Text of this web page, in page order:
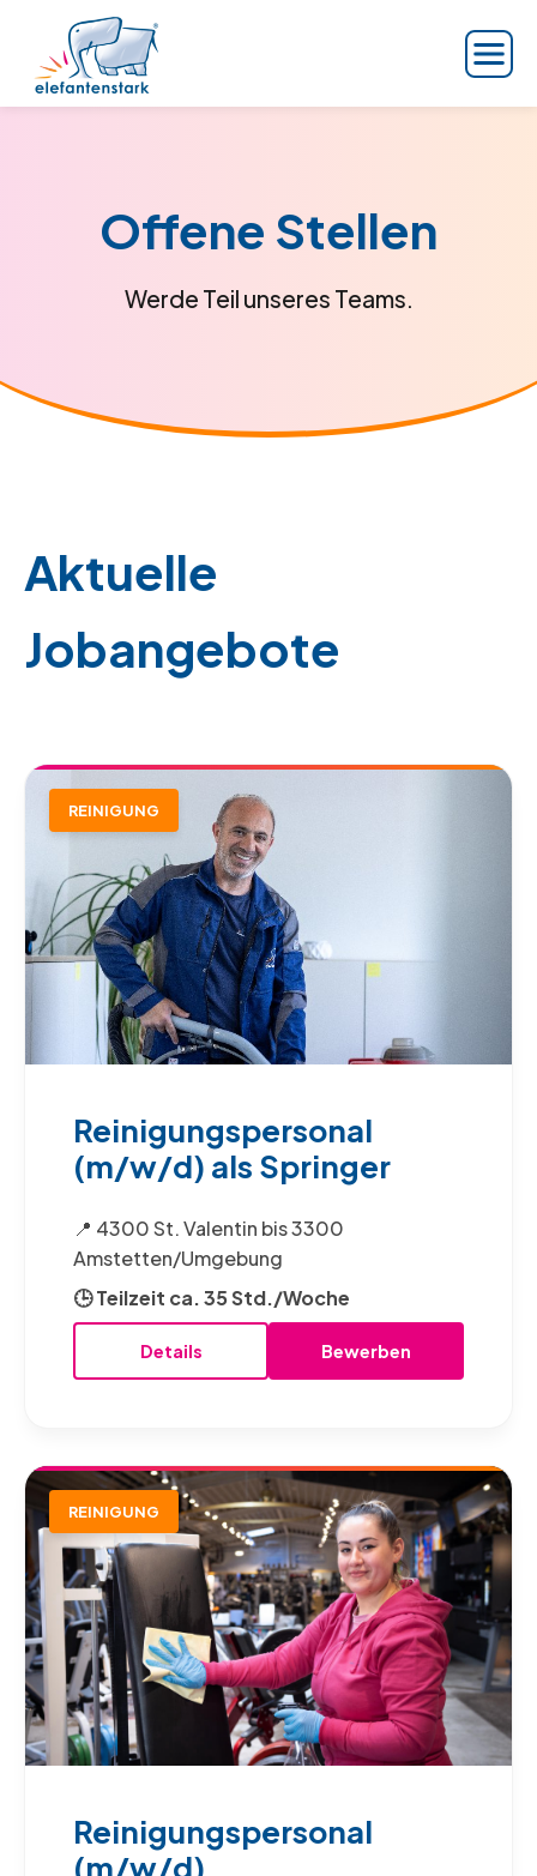
Offene Stellen
Werde Teil unseres Teams.
Aktuelle
Jobangebote
REINIGUNG
Reinigungspersonal
(m/w/d) als Springer
📍 4300 St. Valentin bis 3300
Amstetten/Umgebung
🕒 Teilzeit ca. 35 Std./Woche
Details Bewerben
REINIGUNG
Reinigungspersonal
(m/w/d)